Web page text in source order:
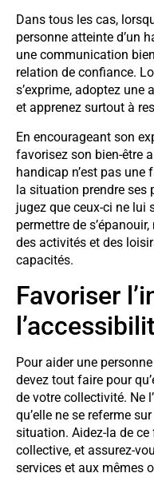
Dans tous les cas,
personne atteinte d’un
une communication
relation de confiance.
s’exprime, adoptez une
et apprenez surtout à
En encourageant son
favorisez son bien-être
handicap n’est pas
la situation prendre ses
jugez que ceux-ci ne lui
permettre de
des activités et des
capacités.
Favoriser
Pour aider une
devez tout faire pour
de votre collectivité. Ne
qu’elle ne se referme
situation. Aidez-la de
collective, et assurez-
services et aux mêmes